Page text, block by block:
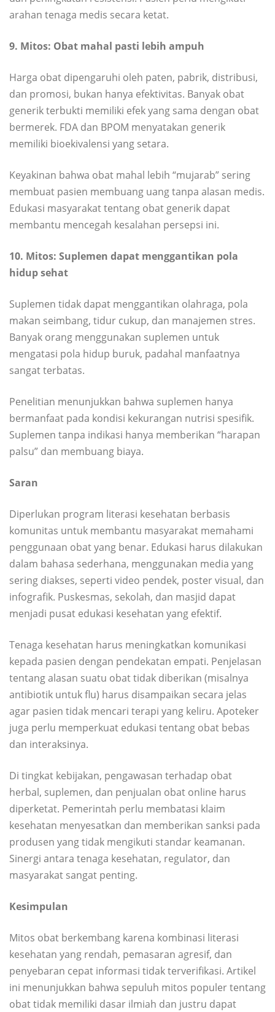
arahan tenaga medis secara ketat.
9. Mitos: Obat mahal pasti lebih ampuh
Harga obat dipengaruhi oleh paten, pabrik, distribusi,
dan promosi, bukan hanya efektivitas. Banyak obat
generik terbukti memiliki efek yang sama dengan obat
bermerek. FDA dan BPOM menyatakan generik
memiliki bioekivalensi yang setara.
Keyakinan bahwa obat mahal lebih “mujarab” sering
membuat pasien membuang uang tanpa alasan medis.
Edukasi masyarakat tentang obat generik dapat
membantu mencegah kesalahan persepsi ini.
10. Mitos: Suplemen dapat menggantikan pola
hidup sehat
Suplemen tidak dapat menggantikan olahraga, pola
makan seimbang, tidur cukup, dan manajemen stres.
Banyak orang menggunakan suplemen untuk
mengatasi pola hidup buruk, padahal manfaatnya
sangat terbatas.
Penelitian menunjukkan bahwa suplemen hanya
bermanfaat pada kondisi kekurangan nutrisi spesifik.
Suplemen tanpa indikasi hanya memberikan “harapan
palsu” dan membuang biaya.
Saran
Diperlukan program literasi kesehatan berbasis
komunitas untuk membantu masyarakat memahami
penggunaan obat yang benar. Edukasi harus dilakukan
dalam bahasa sederhana, menggunakan media yang
sering diakses, seperti video pendek, poster visual, dan
infografik. Puskesmas, sekolah, dan masjid dapat
menjadi pusat edukasi kesehatan yang efektif.
Tenaga kesehatan harus meningkatkan komunikasi
kepada pasien dengan pendekatan empati. Penjelasan
tentang alasan suatu obat tidak diberikan (misalnya
antibiotik untuk flu) harus disampaikan secara jelas
agar pasien tidak mencari terapi yang keliru. Apoteker
juga perlu memperkuat edukasi tentang obat bebas
dan interaksinya.
Di tingkat kebijakan, pengawasan terhadap obat
herbal, suplemen, dan penjualan obat online harus
diperketat. Pemerintah perlu membatasi klaim
kesehatan menyesatkan dan memberikan sanksi pada
produsen yang tidak mengikuti standar keamanan.
Sinergi antara tenaga kesehatan, regulator, dan
masyarakat sangat penting.
Kesimpulan
Mitos obat berkembang karena kombinasi literasi
kesehatan yang rendah, pemasaran agresif, dan
penyebaran cepat informasi tidak terverifikasi. Artikel
ini menunjukkan bahwa sepuluh mitos populer tentang
obat tidak memiliki dasar ilmiah dan justru dapat